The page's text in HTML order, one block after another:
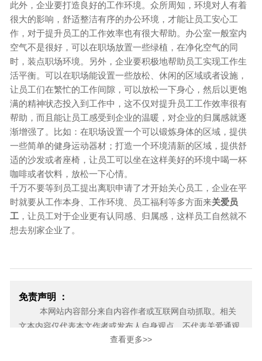
此外，企业要打造良好的工作环境。众所周知，环境对人有着
很大的影响，舒适整洁有序的办公环境，才能让员工安心工
作，对于提升员工的工作效率也有很大帮助。办公室一般室内
空气不是很好，可以在职场放置一些绿植，在净化空气的同
时，装点职场环境。另外，企业要积极地帮助员工实现工作生
活平衡。可以在职场能设置一些放松、休闲的区域或者设施，
让员工们在繁忙的工作间隙，可以放松一下身心，然后以更饱
满的精神状态投入到工作中，这不仅对提升员工工作效率很有
帮助，而且能让员工感受到企业的温暖，对企业的归属感就逐
渐增强了。比如：在职场设置一个可以锻炼身体的区域，提供
一些简单的健身运动器材；打造一个环境清新的区域，提供舒
适的沙发或者座椅，让员工可以坐在这样美好的环境中喝一杯
咖啡或者饮料，放松一下心情。
千万不要等到员工提出离职申请了才开始关心员工，企业在平
时就要从工作本身、工作环境、员工福利等多方面来关爱员
工 ，让员工对于企业更有认同感、归属感，这样员工自然就不
想去别家企业了。
免责声明 ：
本网站内容部分来自内容作者或互联网自动抓取。相关
文本内容仅代表本文作者或发布人自身观点，不代表关爱通观
点或立场。关爱通力求此信息所述内容及观点的客观公正，但
查看更多>>